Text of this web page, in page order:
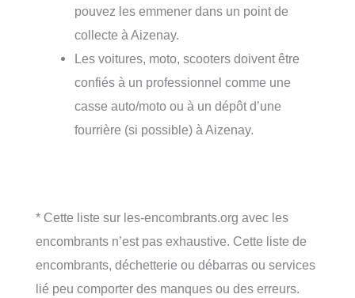
pouvez les emmener dans un point de
collecte à Aizenay.
Les voitures, moto, scooters doivent être
confiés à un professionnel comme une
casse auto/moto ou à un dépôt d’une
fourrière (si possible) à Aizenay.
* Cette liste sur les-encombrants.org avec les
encombrants n’est pas exhaustive. Cette liste de
encombrants, déchetterie ou débarras ou services
lié peu comporter des manques ou des erreurs.